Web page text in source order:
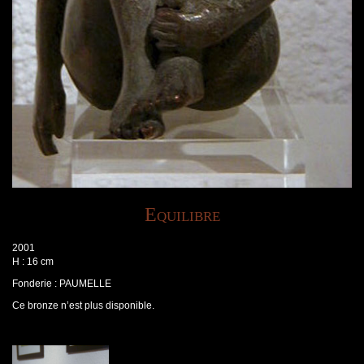
Equilibre
2001
H : 16 cm
Fonderie : PAUMELLE
Ce bronze n’est plus disponible.